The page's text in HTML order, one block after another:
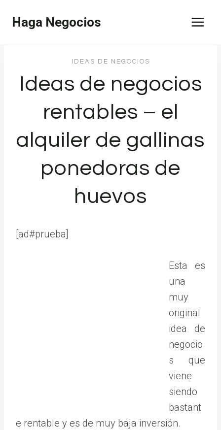
Haga Negocios
IDEAS DE NEGOCIOS
Ideas de negocios
rentables – el
alquiler de gallinas
ponedoras de
huevos
[ad#prueba]
Esta es
una
muy
original
idea de
negocio
s que
viene
siendo
bastant
e rentable y es de muy baja inversión.